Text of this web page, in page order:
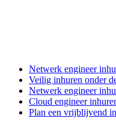
Netwerk engineer
Veilig inhuren onder
Netwerk engineer
Cloud engineer
Plan een vrijblijvend